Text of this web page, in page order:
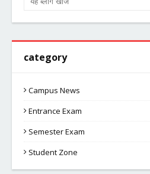
category
Campus News
Entrance Exam
Semester Exam
Student Zone